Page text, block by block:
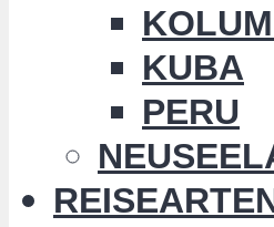
KUBA
PERU